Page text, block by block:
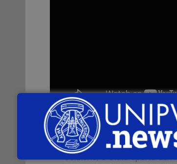
Sabato 1 luglio 2017 si è
Pavia festeggia tutti i suoi
edizione, è stata aperta